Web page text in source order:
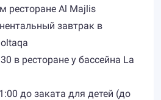
ресторане Al Majlis
завтрак в
в ресторане у бассейна La
до заката для детей (до